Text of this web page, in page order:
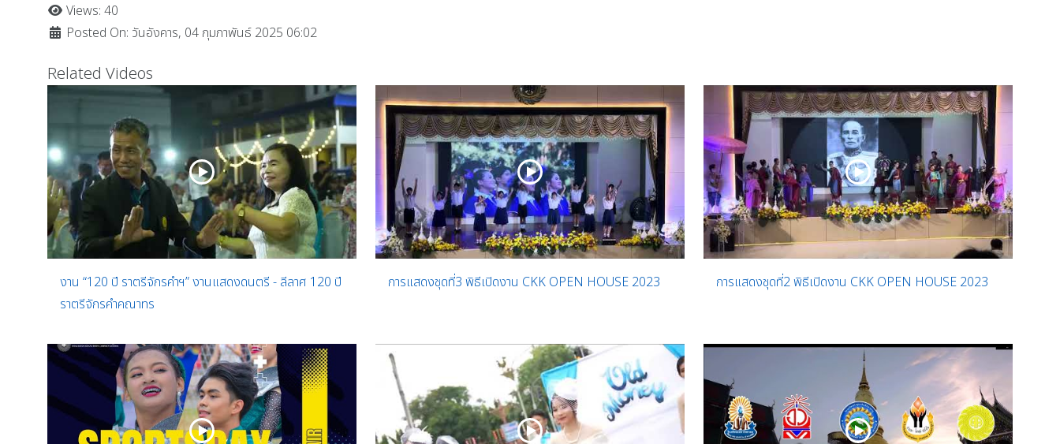
Views: 40
Posted On: วันอังคาร, 04 กุมภาพันธ์ 2025 06:02
Related Videos
งาน “120 ปี ราตรีจักรคำฯ” งานแสดงดนตรี - ลีลาศ 120 ปี
ราตรีจักรคำคณาทร
การแสดงชุดที่3 พิธีเปิดงาน CKK OPEN HOUSE 2023 การแสดงชุดที่2 พิธีเปิดงาน CKK OPEN HOUSE 2023